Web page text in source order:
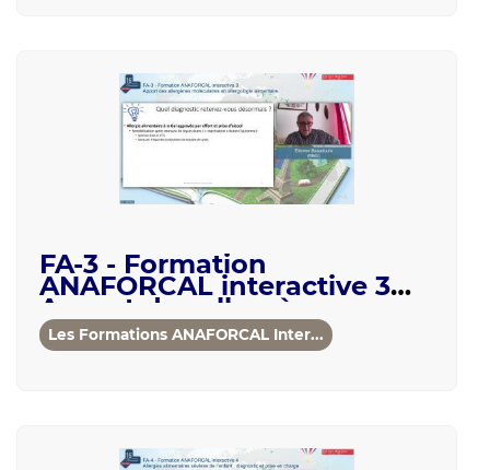
FA-3 - Formation
ANAFORCAL interactive 3
Apport des allergènes
moléculaires en allergologi...
Les Formations ANAFORCAL Inter...